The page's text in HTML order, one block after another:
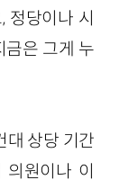
정당이나 시
금은 그게 누
대 상당 기간
의원이나 이